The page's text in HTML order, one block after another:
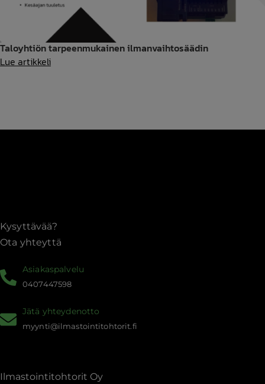
Taloyhtiön tarpeenmukainen ilmanvaihtosäädin
Lue artikkeliTaloyhtiön
Kysyttävää?
Ota yhteyttä
Asiakaspalvelu
0407447598
Jätä yhteydenotto
myynti@ilmastointitohtorit.fi
Ilmastointitohtorit Oy